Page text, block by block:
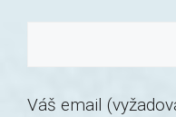
Váš email